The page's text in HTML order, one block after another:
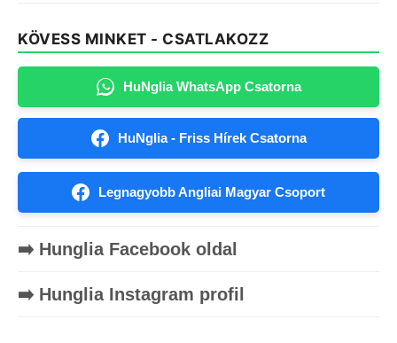
KÖVESS MINKET - CSATLAKOZZ
HuNglia WhatsApp Csatorna
HuNglia - Friss Hírek Csatorna
Legnagyobb Angliai Magyar Csoport
➡️ Hunglia Facebook oldal
➡️ Hunglia Instagram profil